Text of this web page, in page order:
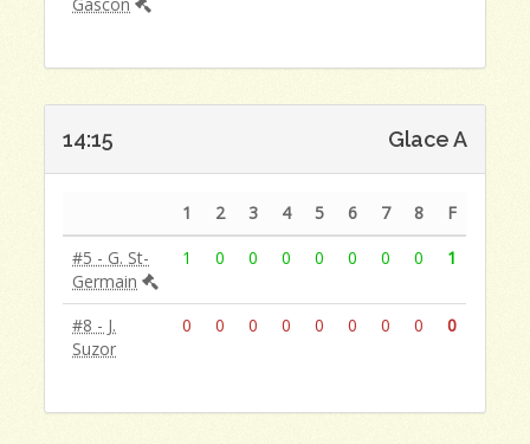
14:15 Glace A
1 2 3 4 5 6 7 8
F
#5 - G. St-
Germain
1 0 0 0 0 0 0 0 1
#8 - J.
Suzor
0 0 0 0 0 0 0 0 0